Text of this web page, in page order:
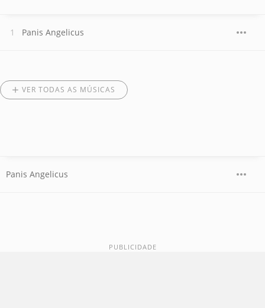
Panis Angelicus
VER TODAS AS MÚSICAS
Panis Angelicus